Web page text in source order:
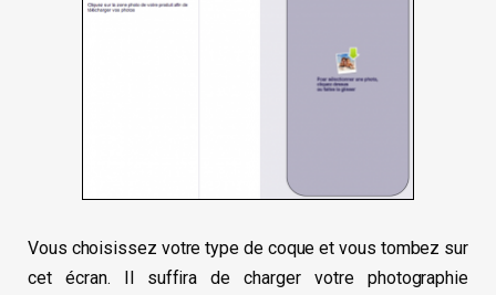
Vous choisissez votre type de coque et vous tombez sur
cet écran. Il suffira de charger votre photographie